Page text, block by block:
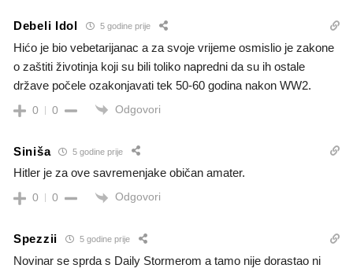
Debeli Idol 5 godine prije
Hićo je bio vebetarijanac a za svoje vrijeme osmislio je zakone
o zaštiti životinja koji su bili toliko napredni da su ih ostale
države počele ozakonjavati tek 50-60 godina nakon WW2.
0 0 Odgovori
Siniša 5 godine prije
Hitler je za ove savremenjake običan amater.
0 0 Odgovori
Spezzii 5 godine prije
Novinar se sprda s Daily Stormerom a tamo nije dorastao ni